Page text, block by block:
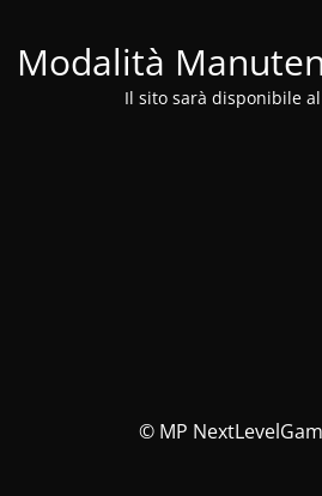
Modalità
Il sito sarà disponibile
© MP